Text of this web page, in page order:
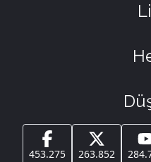
453.275 263.852